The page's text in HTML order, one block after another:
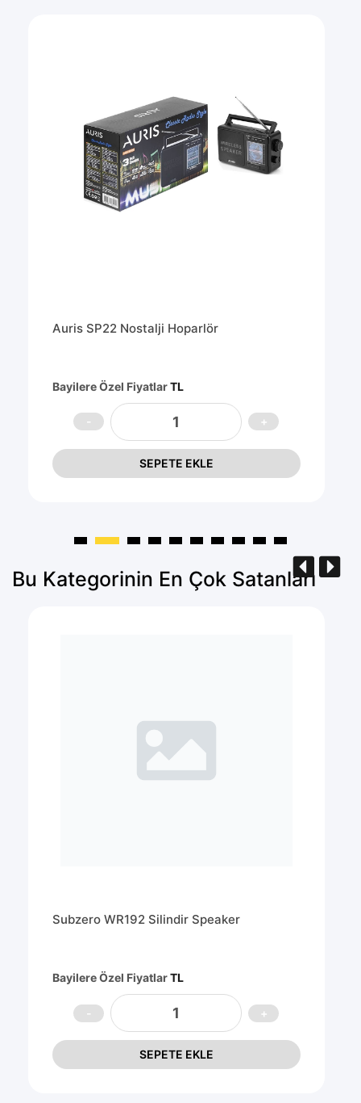
Auris SP22 Nostalji Hoparlör
Bayilere Özel FiyatlarTL
SEPETE EKLE
Bu Kategorinin En Çok Satanları
Subzero WR192 Silindir Speaker
Bayilere Özel FiyatlarTL
SEPETE EKLE